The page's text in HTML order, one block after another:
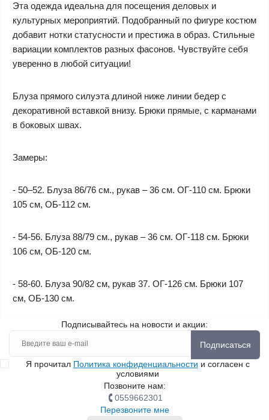
Эта одежда идеальна для посещения деловых и
культурных мероприятий. Подобранный по фигуре костюм
добавит нотки статусности и престижа в образ. Стильные
вариации комплектов разных фасонов. Чувствуйте себя
уверенно в любой ситуации!
Блуза прямого силуэта длиной ниже линии бедер с
декоративной вставкой внизу. Брюки прямые, с карманами
в боковых швах.
Замеры:
- 50–52. Блуза 86/76 см., рукав – 36 см. ОГ-110 см. Брюки
105 см, ОБ-112 см.
- 54-56. Блуза 88/79 см., рукав – 36 см. ОГ-118 см. Брюки
106 см, ОБ-120 см.
- 58-60. Блуза 90/82 см, рукав 37. ОГ-126 см. Брюки 107
см, ОБ-130 см.
Подписывайтесь на новости и акции:
Подписаться
Я прочитал Политика конфиденциальности и согласен с
условиями
Позвоните нам:
0559662301
Перезвоните мне